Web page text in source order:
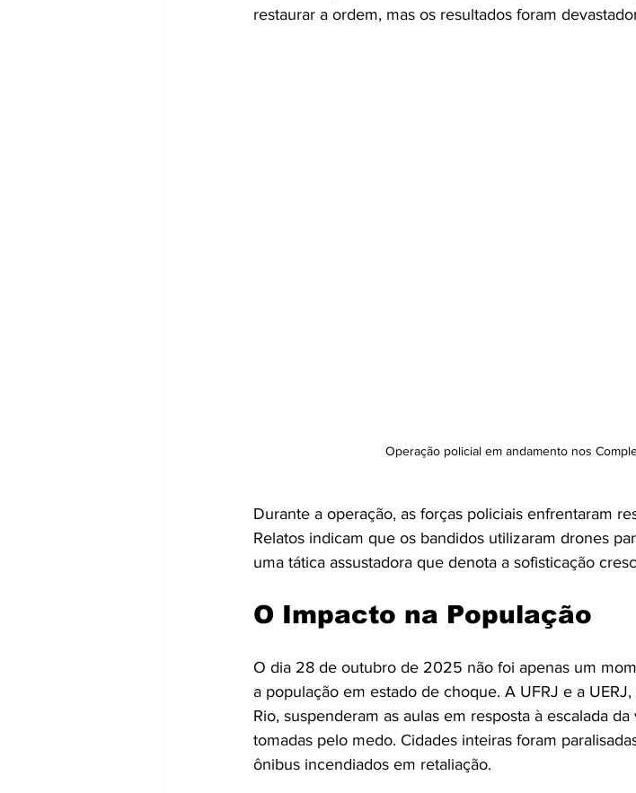
restaurar a ordem, mas os resultados foram
Operação policial em andamento nos
Durante a operação, as forças policiais enfrentaram
Relatos indicam que os bandidos utilizaram drones
uma tática assustadora que denota a sofisticação
O Impacto na População
O dia 28 de outubro de 2025 não foi apenas um
a população em estado de choque. A UFRJ e a
Rio, suspenderam as aulas em resposta à escalada
tomadas pelo medo. Cidades inteiras foram
ônibus incendiados em retaliação.